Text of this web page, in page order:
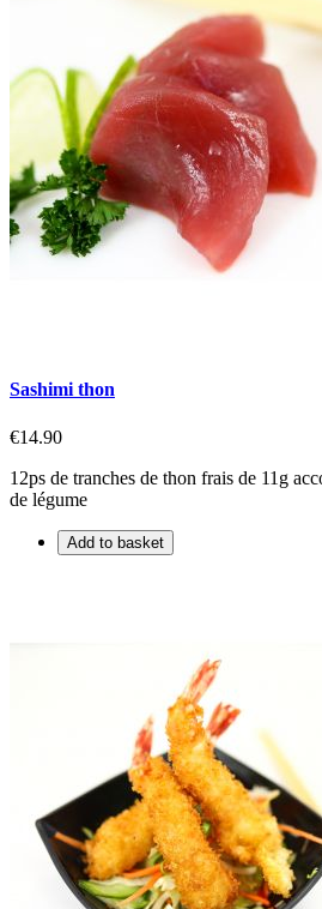
Sashimi thon
€14.90
12ps de tranches de thon frais de 11g
de légume
Add to basket